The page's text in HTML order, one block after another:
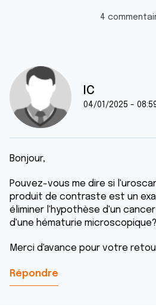
4
IC
04/01/2025 -
Bonjour,
Pouvez-vous me dire si
produit de contraste est un
éliminer l'hypothèse d'un
d'une hématurie microscopique?
Merci d'avance pour votre
Répondre